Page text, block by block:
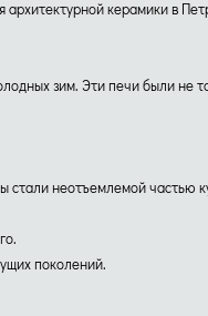
керамики в
зим. Эти печи были не
стали неотъемлемой частью
поколений.